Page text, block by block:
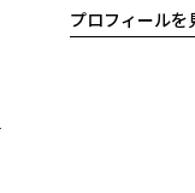
プロフィールを